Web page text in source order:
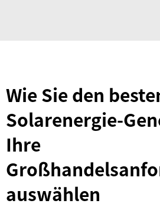
Wie Sie den
Solarenergie-
Ihre
auswählen